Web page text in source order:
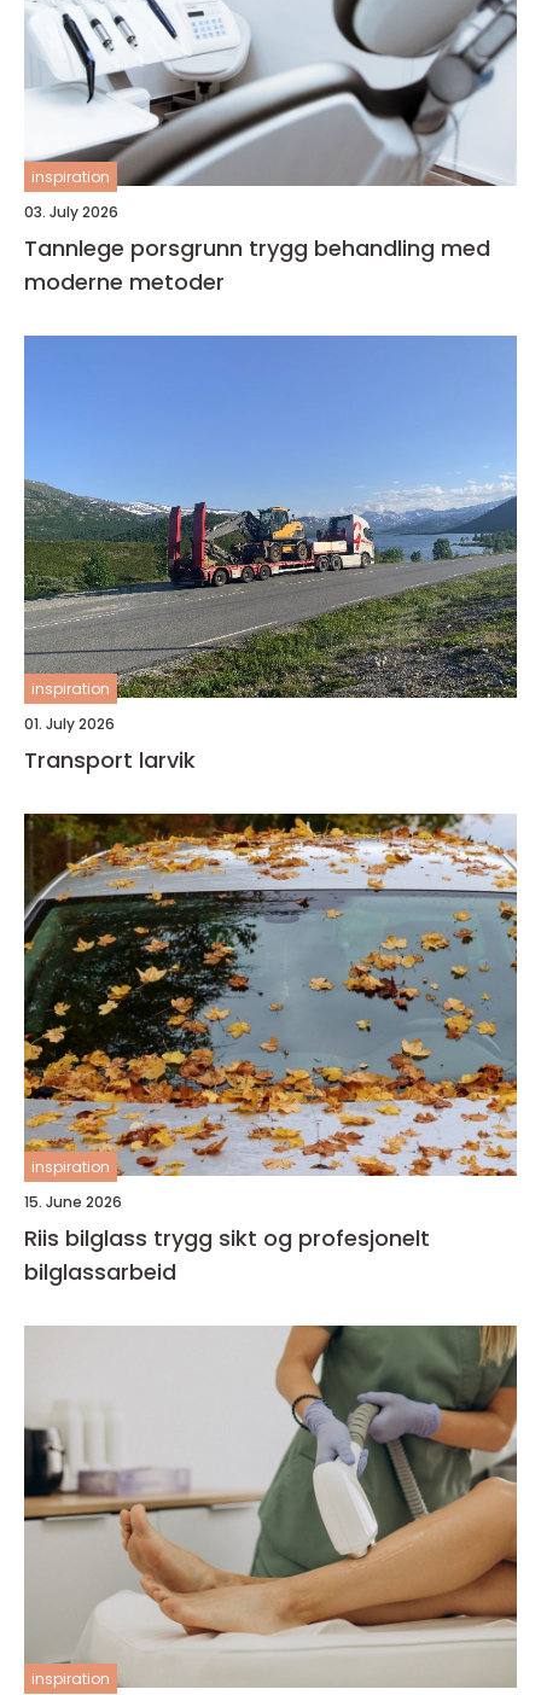
inspiration
03. July 2026
Tannlege porsgrunn trygg behandling med
moderne metoder
inspiration
01. July 2026
Transport larvik
inspiration
15. June 2026
Riis bilglass trygg sikt og profesjonelt
bilglassarbeid
inspiration